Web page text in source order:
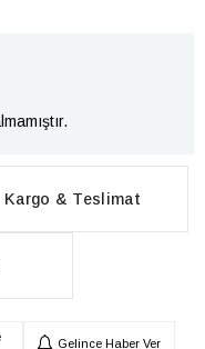
Kargo & Teslimat
Gelince Haber Ver